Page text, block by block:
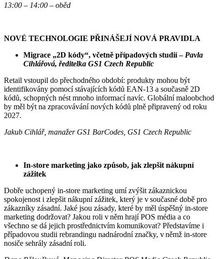
13:00 – 14:00 – oběd
NOVÉ TECHNOLOGIE PŘINÁŠEJÍ NOVÁ PRAVIDLA
Migrace „2D kódy“, včetně případových studií – Pavla
Cihlářová, ředitelka GS1 Czech Republic
Retail vstoupil do přechodného období: produkty mohou být
identifikovány pomocí stávajících kódů EAN-13 a současně 2D
kódů, schopných nést mnoho informací navíc. Globální maloobchod
by měl být na zpracovávání nových kódů plně připravený od roku
2027.
Jakub Cihlář, manažer GS1 BarCodes , GS1 Czech Republic
In-store marketing jako způsob, jak zlepšit nákupní
zážitek
Dobře uchopený in-store marketing umí zvýšit zákaznickou
spokojenost i zlepšit nákupní zážitek, který je v současné době pro
zákazníky zásadní. Jaké jsou zásady, které by měl úspěšný in-store
marketing dodržovat? Jakou roli v něm hrají POS média a co
všechno se dá jejich prostřednictvím komunikovat? Představíme i
případovou studii rebrandingu nadnárodní značky, v němž in-store
nosiče sehrály zásadní roli.